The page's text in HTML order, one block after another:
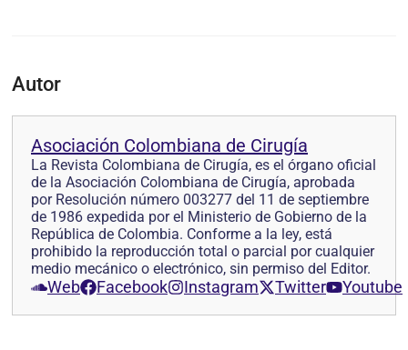
Autor
Asociación Colombiana de Cirugía
La Revista Colombiana de Cirugía, es el órgano oficial
de la Asociación Colombiana de Cirugía, aprobada
por Resolución número 003277 del 11 de septiembre
de 1986 expedida por el Ministerio de Gobierno de la
República de Colombia. Conforme a la ley, está
prohibido la reproducción total o parcial por cualquier
medio mecánico o electrónico, sin permiso del Editor.
Web Facebook Instagram Twitter Youtube